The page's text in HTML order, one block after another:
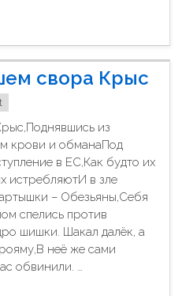
свора Крыс
из
крови и обманаПод
в ЕС,Как будто их
истребляютИ в зле
– Обезьяны,Себя
спелись против
шишки. Шакал далёк, а
неё же сами
обвинили. …